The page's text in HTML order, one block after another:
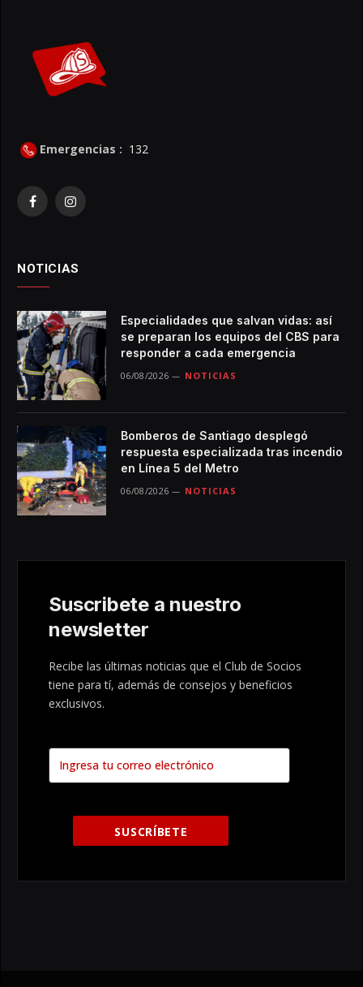
Emergencias : 132
FacebookInstagram
NOTICIAS
Especialidades que salvan vidas: así
se preparan los equipos del CBS para
responder a cada emergencia
06/08/2026 NOTICIAS
Bomberos de Santiago desplegó
respuesta especializada tras incendio
en Línea 5 del Metro
06/08/2026 NOTICIAS
Suscribete a nuestro
newsletter
Recibe las últimas noticias que el Club de Socios
tiene para tí, además de consejos y beneficios
exclusivos.